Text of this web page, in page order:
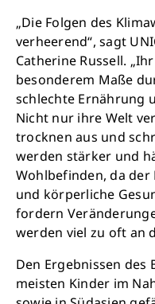
„Die Folgen des
verheerend“, sagt
Catherine Russell.
besonderem Maße
schlechte Ernährung
Nicht nur ihre Welt
trocknen aus und
werden stärker und
Wohlbefinden, da
und körperliche
fordern
werden viel zu oft an
Den Ergebnissen des
meisten Kinder im